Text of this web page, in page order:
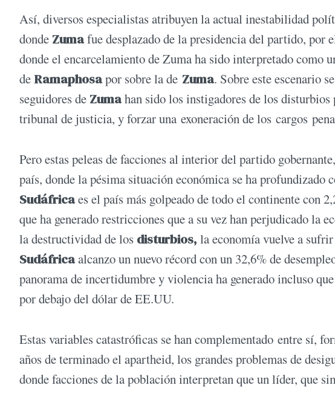
Así, diversos especialistas atribuyen la actual inestabilidad
donde Zumafue desplazado de la presidencia del partido, por
donde el encarcelamiento de Zuma ha sido interpretado como
de Ramaphosapor sobre la de Zuma. Sobre este escenario
seguidores de Zumahan sido los instigadores de los disturbios
tribunal de justicia, y forzar una exoneración de los cargos
Pero estas peleas de facciones al interior del partido
país, donde la pésima situación económica se ha profundizado
Sudáfricaes el país más golpeado de todo el continente con
que ha generado restricciones que a su vez han perjudicado la
la destructividad de los disturbios, la economía vuelve a
Sudáfricaalcanzo un nuevo récord con un 32,6% de
panorama de incertidumbre y violencia ha generado incluso
por debajo del dólar de EE.UU.
Estas variables catastróficas se han complementado entre sí,
años de terminado el apartheid, los grandes problemas de
donde facciones de la población interpretan que un líder, que